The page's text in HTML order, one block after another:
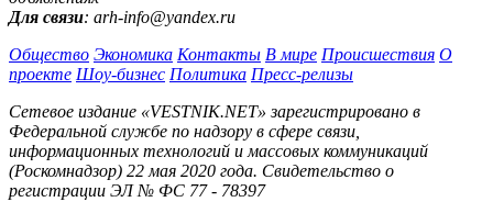
Для связи: arh-info@yandex.ru
Общество Экономика Контакты В мире Происшествия О
проекте Шоу-бизнес Политика Пресс-релизы
Сетевое издание «VESTNIK.NET» зарегистрировано в
Федеральной службе по надзору в сфере связи,
информационных технологий и массовых коммуникаций
(Роскомнадзор) 22 мая 2020 года. Свидетельство о
регистрации ЭЛ № ФС 77 - 78397